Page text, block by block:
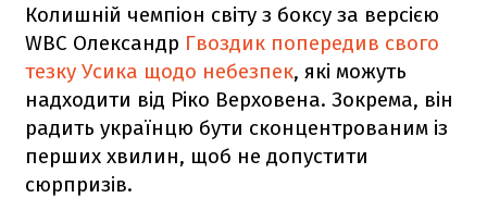
Колишній чемпіон світу з боксу за версією
WBC Олександр Гвоздик попередив свого
тезку Усика щодо небезпек, які можуть
надходити від Ріко Верховена. Зокрема, він
радить українцю бути сконцентрованим із
перших хвилин, щоб не допустити
сюрпризів.